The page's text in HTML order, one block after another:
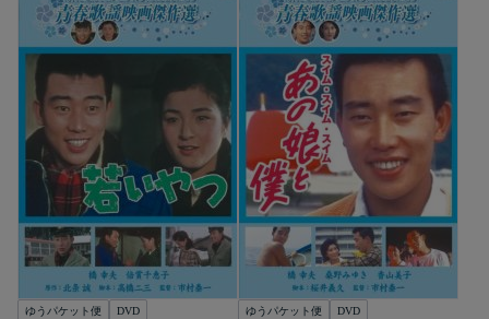
ゆうパケット便 DVD ゆうパケット便 DVD